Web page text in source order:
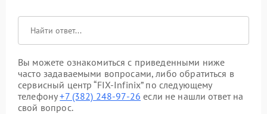
Вы можете ознакомиться с приведенными ниже
часто задаваемыми вопросами, либо обратиться в
сервисный центр “FIX-Infinix” по следующему
телефону+7 (382) 248-97-26 если не нашли ответ на
свой вопрос.